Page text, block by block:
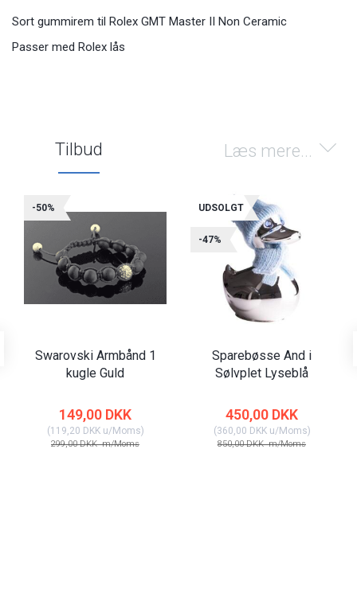
Sort gummirem til Rolex GMT Master II Non Ceramic
Passer med Rolex lås
Læs mere...
Tilbud
-50%
Swarovski Armbånd 1
kugle Guld
149,00 DKK
(119,20 DKKu/Moms)
299,00 DKKm/Moms
UDSOLGT
-47%
Sparebøsse And i
Sølvplet Lyseblå
450,00 DKK
(360,00 DKKu/Moms)
850,00 DKKm/Moms